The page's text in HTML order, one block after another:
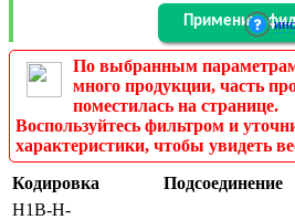
По выбранным
много продукции, часть
поместилась на странице.
Воспользуйтесь фильтром и
характеристики, чтобы увидеть
Кодировка
Подсоединение
H1B-H-